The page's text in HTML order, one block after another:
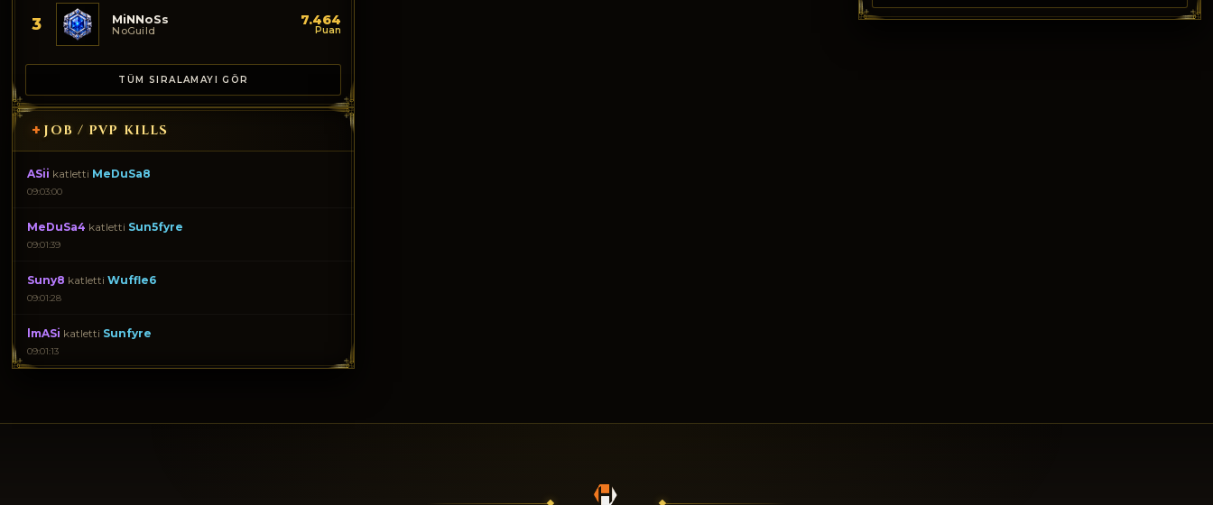
3 MiNNoSs
NoGuild
7.464
Puan
TÜM SIRALAMAYI GÖR
+ JOB / PVP KILLS
ASii katletti MeDuSa8
09:03:00
MeDuSa4 katletti Sun5fyre
09:01:39
Suny8 katlettiWuffle6
09:01:28
lmASi katletti Sunfyre
09:01:13
Uruchi Belirdi. 11:28